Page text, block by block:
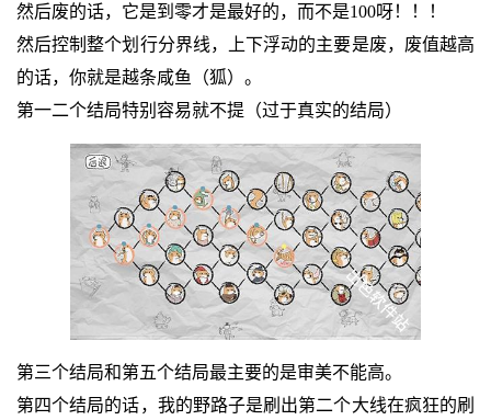
然后废的话，它是到零才是最好的，而不是100呀！！！
然后控制整个划行分界线，上下浮动的主要是废，废值越高
的话，你就是越条咸鱼（狐）。
第一二个结局特别容易就不提（过于真实的结局）
第三个结局和第五个结局最主要的是审美不能高。
第四个结局的话，我的野路子是刷出第二个大线在疯狂的刷